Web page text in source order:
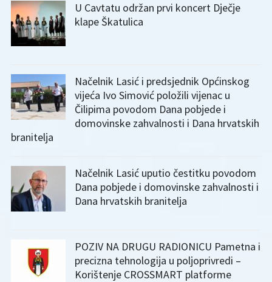
U Cavtatu održan prvi koncert Dječje
klape Škatulica
Načelnik Lasić i predsjednik Općinskog
vijeća Ivo Simović položili vijenac u
Čilipima povodom Dana pobjede i
domovinske zahvalnosti i Dana hrvatskih
branitelja
Načelnik Lasić uputio čestitku povodom
Dana pobjede i domovinske zahvalnosti i
Dana hrvatskih branitelja
POZIV NA DRUGU RADIONICU Pametna i
precizna tehnologija u poljoprivredi –
Korištenje CROSSMART platforme